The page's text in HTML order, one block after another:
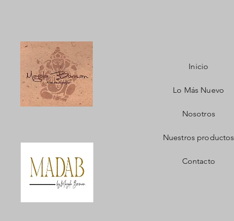
Inicio
Lo Más Nuevo
Nosotros
Nuestros productos
Contacto